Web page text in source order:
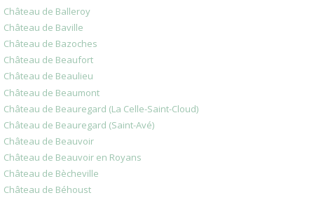
Château de Balleroy
Château de Baville
Château de Bazoches
Château de Beaufort
Château de Beaulieu
Château de Beaumont
Château de Beauregard (La Celle-Saint-Cloud)
Château de Beauregard (Saint-Avé)
Château de Beauvoir
Château de Beauvoir en Royans
Château de Bècheville
Château de Béhoust